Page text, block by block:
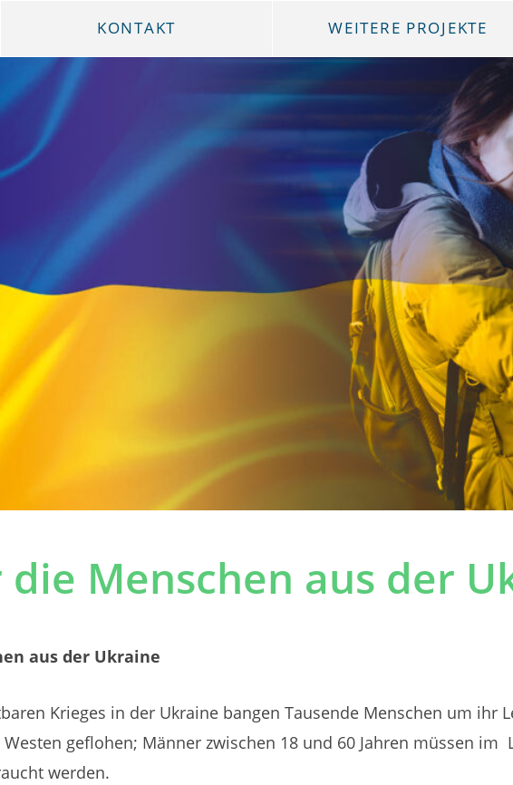
KONTAKT WEITERE PROJEKTE
Menschen aus der
aus der Ukraine
Krieges in der Ukraine bangen Tausende Menschen um ihr
geflohen; Männer zwischen 18 und 60 Jahren müssen im
werden.